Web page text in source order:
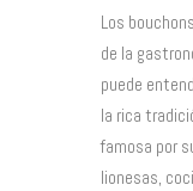
Los
de la
puede
la rica
famosa por
lionesas,